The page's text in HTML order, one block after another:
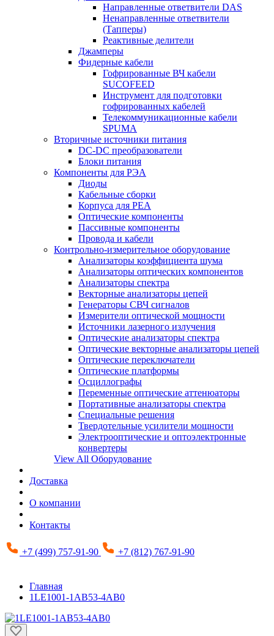
Направленные ответвители DAS
Ненаправленные ответвители
(Тапперы)
Реактивные делители
Джамперы
Фидерные кабели
Гофрированные ВЧ кабели
SUCOFEED
Инструмент для подготовки
гофрированных кабелей
Телекоммуникационные кабели
SPUMA
Вторичные источники питания
DC-DC преобразователи
Блоки питания
Компоненты для РЭА
Диоды
Кабельные сборки
Корпуса для РЕА
Оптические компоненты
Пассивные компоненты
Провода и кабели
Контрольно-измерительное оборудование
Анализаторы коэффициента шума
Анализаторы оптических компонентов
Анализаторы спектра
Векторные анализаторы цепей
Генераторы СВЧ сигналов
Измерители оптической мощности
Источники лазерного излучения
Оптические анализаторы спектра
Оптические векторные анализаторы цепей
Оптические переключатели
Оптические платформы
Осциллографы
Переменные оптические аттенюаторы
Портативные анализаторы спектра
Специальные решения
Твердотельные усилители мощности
Электрооптические и оптоэлектронные
конвертеры
View All Оборудование
Доставка
О компании
Контакты
+7 (499) 757-91-90 +7 (812) 767-91-90
Главная
1LE1001-1AB53-4AB0